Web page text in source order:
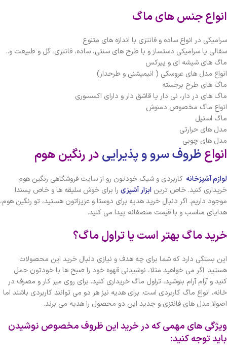
انواع جنس های ماگ
سرامیکی در انواع ساده و فانتزی با اندازه های متنوع
سفالی یا سرامیکی دستساز و با طرح های سنتی، ساده، فانتزی، گل و طبیعت و..
ماگ های شیشه ای و پیرکس
انواع مدل های عروسکی ( انیمیشنی و طرحدار)
ماگ های طرح برجسته
ماگ های در دار، نی دار یا قاشق دار و دارای اکسسوری
انواع ماگ مخصوص دمنوش
ماگ استیل
مدل های حرارتی
مدل های چوبی
انواعظروف سرو و پذیراییدر رنگین هوم
لوازم آشپزخانه کاربردی و شیک خودتون رو از سایت فروشگاهی رنگین هوم
خریداری کنید. خاص ترین ابزار آشپزی را برای خوش سلیقه ها و خاص پسندا
موجود داریم. اگر دنبال خرید هدیه برای دوستا و عزیزاتون هستید، تو رنگین هوم،
هدایای مناسب و با قیمت منصفانه پیدا می کنید.
خرید ماگ بهتر است یا تراول ماگ؟
این بستگی دارد که شما برای چه هدف و نیازی دنبال خرید این محصولات
هستید. اگر می خواهید مثلا، نوشیدنی قهوه خود را صبح ها با خودتون حمل
کنید و آرام آرام بنوشید، تراول ماگ خریداری کنید. برای روی میز کار و مصرف در
خانه، انواع ماگ کاربردی است. برای هدیه نیز هر دو می توانند کاربردی باشند اما
اصولا مدل های فانتزی و جدید این دو محصول را هدیه می برند.
ویژگی های مهمی که در خرید این ظروف مخصوص نوشیدن
باید توجه کنید: